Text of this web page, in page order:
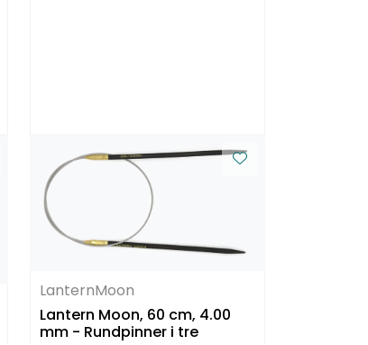
LanternMoon
Lantern Moon, 60 cm, 4.00
mm - Rundpinner i tre